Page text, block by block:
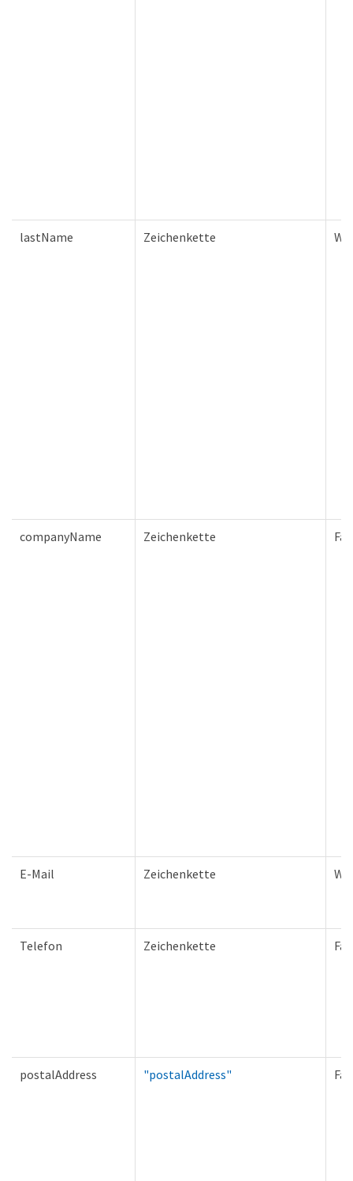
lastName Zeichenkette
companyName Zeichenkette
E-Mail Zeichenkette
Telefon Zeichenkette
postalAddress "postalAddress"